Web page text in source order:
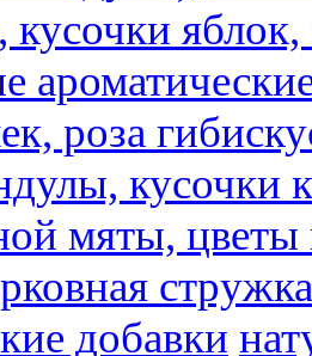
роза
кусочки
мяты,
стружка
добавки